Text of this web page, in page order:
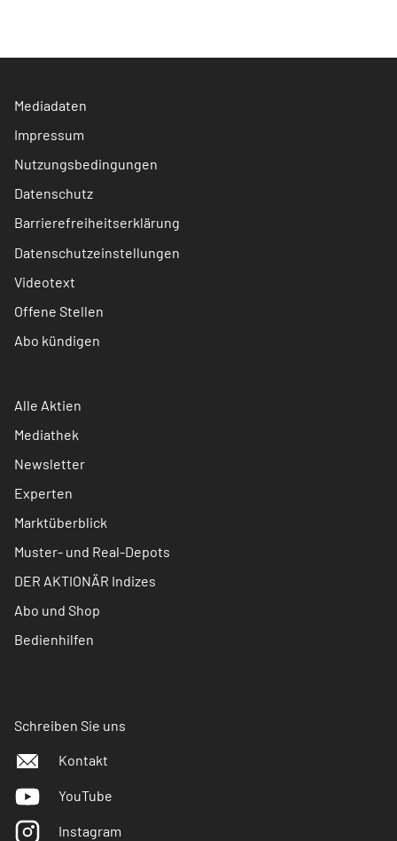
Mediadaten
Impressum
Nutzungsbedingungen
Datenschutz
Barrierefreiheitserklärung
Datenschutzeinstellungen
Videotext
Offene Stellen
Abo kündigen
Alle Aktien
Mediathek
Newsletter
Experten
Marktüberblick
Muster- und Real-Depots
DER AKTIONÄR Indizes
Abo und Shop
Bedienhilfen
Schreiben Sie uns
Kontakt
YouTube
Instagram